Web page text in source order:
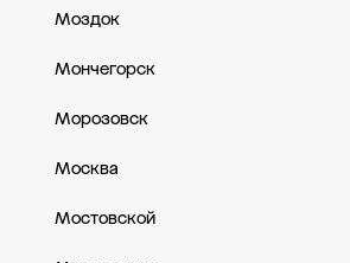
Моздок
Мончегорск
Морозовск
Москва
Мостовской